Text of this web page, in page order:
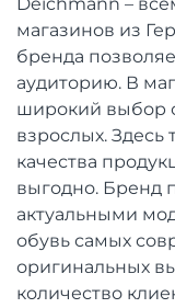
Deichmann –
магазинов из
бренда
аудиторию. В
широкий выбор
взрослых.
качества
выгодно. Бренд
актуальными
обувь самых
оригинальных
количество